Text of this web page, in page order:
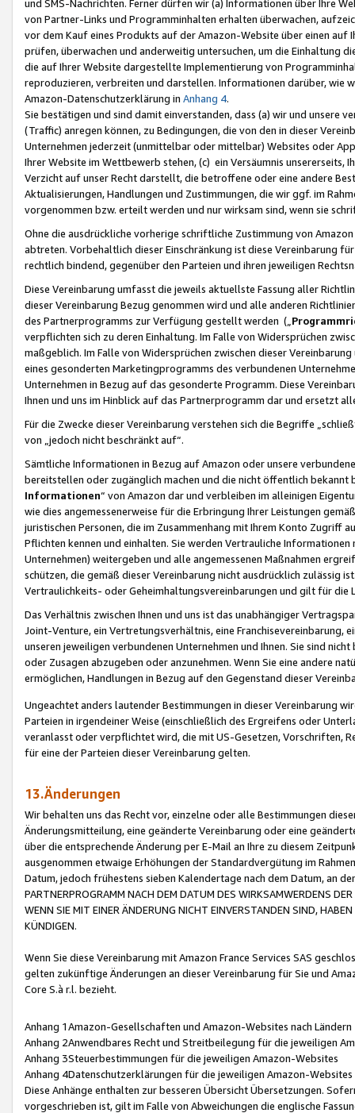
und SMS-Nachrichten. Ferner dürfen wir (a) Informationen über Ihre
von Partner-Links und Programminhalten erhalten überwachen,
vor dem Kauf eines Produkts auf der Amazon-Website über einen
prüfen, überwachen und anderweitig untersuchen, um die Einhaltung
die auf Ihrer Website dargestellte Implementierung von
reproduzieren, verbreiten und darstellen. Informationen darüber, wie
Amazon-Datenschutzerklärung in Anhang 4.
Sie bestätigen und sind damit einverstanden, dass (a) wir und
(Traffic) anregen können, zu Bedingungen, die von den in dieser
Unternehmen jederzeit (unmittelbar oder mittelbar) Websites oder
Ihrer Website im Wettbewerb stehen, (c) ein Versäumnis unsererseits,
Verzicht auf unser Recht darstellt, die betroffene oder eine andere
Aktualisierungen, Handlungen und Zustimmungen, die wir ggf. im
vorgenommen bzw. erteilt werden und nur wirksam sind, wenn sie
Ohne die ausdrückliche vorherige schriftliche Zustimmung von
abtreten. Vorbehaltlich dieser Einschränkung ist diese Vereinbarung
rechtlich bindend, gegenüber den Parteien und ihren jeweiligen
Diese Vereinbarung umfasst die jeweils aktuellste Fassung aller
dieser Vereinbarung Bezug genommen wird und alle anderen
des Partnerprogramms zur Verfügung gestellt werden („
verpflichten sich zu deren Einhaltung. Im Falle von Widersprüchen
maßgeblich. Im Falle von Widersprüchen zwischen dieser
eines gesonderten Marketingprogramms des verbundenen
Unternehmen in Bezug auf das gesonderte Programm. Diese
Ihnen und uns im Hinblick auf das Partnerprogramm dar und ersetzt
Für die Zwecke dieser Vereinbarung verstehen sich die Begriffe
von „jedoch nicht beschränkt auf“.
Sämtliche Informationen in Bezug auf Amazon oder unsere
bereitstellen oder zugänglich machen und die nicht öffentlich
Informationen“ von Amazon dar und verbleiben im alleinigen
wie dies angemessenerweise für die Erbringung Ihrer Leistungen
juristischen Personen, die im Zusammenhang mit Ihrem Konto
Pflichten kennen und einhalten. Sie werden Vertrauliche
Unternehmen) weitergeben und alle angemessenen Maßnahmen
schützen, die gemäß dieser Vereinbarung nicht ausdrücklich zulässig
Vertraulichkeits- oder Geheimhaltungsvereinbarungen und gilt für die
Das Verhältnis zwischen Ihnen und uns ist das unabhängiger
Joint-Venture, ein Vertretungsverhältnis, eine Franchisevereinbarung,
unseren jeweiligen verbundenen Unternehmen und Ihnen. Sie sind
oder Zusagen abzugeben oder anzunehmen. Wenn Sie eine andere
ermöglichen, Handlungen in Bezug auf den Gegenstand dieser
Ungeachtet anders lautender Bestimmungen in dieser Vereinbarung
Parteien in irgendeiner Weise (einschließlich des Ergreifens oder
veranlasst oder verpflichtet wird, die mit US-Gesetzen, Vorschriften,
für eine der Parteien dieser Vereinbarung gelten.
13.Änderungen
Wir behalten uns das Recht vor, einzelne oder alle Bestimmungen
Änderungsmitteilung, eine geänderte Vereinbarung oder eine
über die entsprechende Änderung per E-Mail an Ihre zu diesem
ausgenommen etwaige Erhöhungen der Standardvergütung im
Datum, jedoch frühestens sieben Kalendertage nach dem Datum, an
PARTNERPROGRAMM NACH DEM DATUM DES WIRKSAMWERDENS
WENN SIE MIT EINER ÄNDERUNG NICHT EINVERSTANDEN SIND,
KÜNDIGEN.
Wenn Sie diese Vereinbarung mit Amazon France Services SAS
gelten zukünftige Änderungen an dieser Vereinbarung für Sie und
Core S.à r.l. bezieht.
Anhang 1Amazon-Gesellschaften und Amazon-Websites nach Ländern
Anhang 2Anwendbares Recht und Streitbeilegung für die jeweiligen
Anhang 3Steuerbestimmungen für die jeweiligen Amazon-Websites
Anhang 4Datenschutzerklärungen für die jeweiligen Amazon-Websites
Diese Anhänge enthalten zur besseren Übersicht Übersetzungen.
vorgeschrieben ist, gilt im Falle von Abweichungen die englische